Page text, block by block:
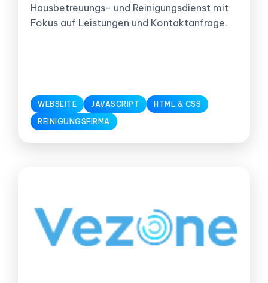
Hausbetreuungs- und Reinigungsdienst mit
Fokus auf Leistungen und Kontaktanfrage.
WEBSEITE JAVASCRIPT
HTML & CSS
REINIGUNGSFIRMA